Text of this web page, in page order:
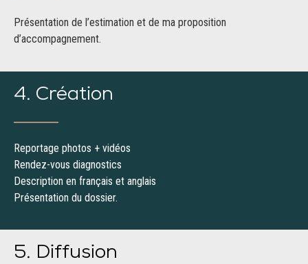
Présentation de l’estimation et de ma proposition
d’accompagnement.
4. Création
Reportage photos + vidéos
Rendez-vous diagnostics
Description en français et anglais
Présentation du dossier.
5. Diffusion